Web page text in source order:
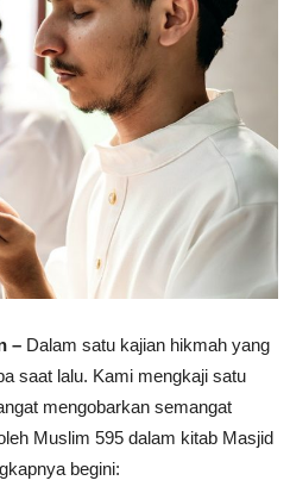
– Dalam satu kajian hikmah yang
saat lalu. Kami mengkaji satu
mengobarkan semangat
Muslim 595 dalam kitab Masjid
lengkapnya begini: